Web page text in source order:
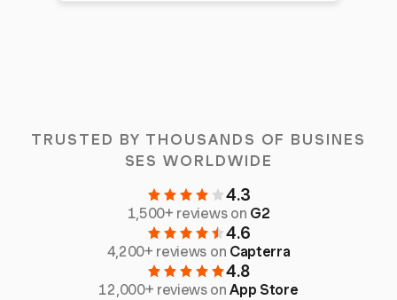
TRUSTED BY THOUSANDS OF BUSINES
SES WORLDWIDE
4.3
1,500+ reviews on G2
4.6
4,200+ reviews on Capterra
4.8
12,000+ reviews onApp Store